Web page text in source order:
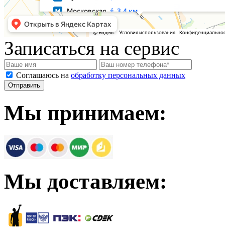
Записаться на сервис
Соглашаюсь на обработку персональных данных
Мы принимаем:
Мы доставляем: